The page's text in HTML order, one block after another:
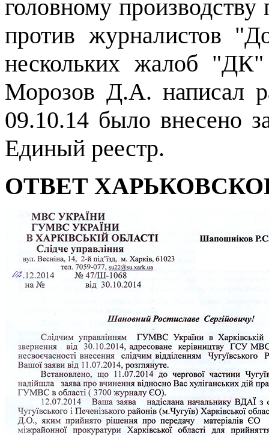
головному
против журналистов
нескольких жалоб
Морозов Д.А. написал
09.10.14 было внесено
Единый реестр.
ОТВЕТ